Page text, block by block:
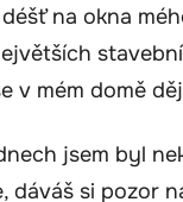
na okna
v mém domě
jsem byl
dáváš si pozor